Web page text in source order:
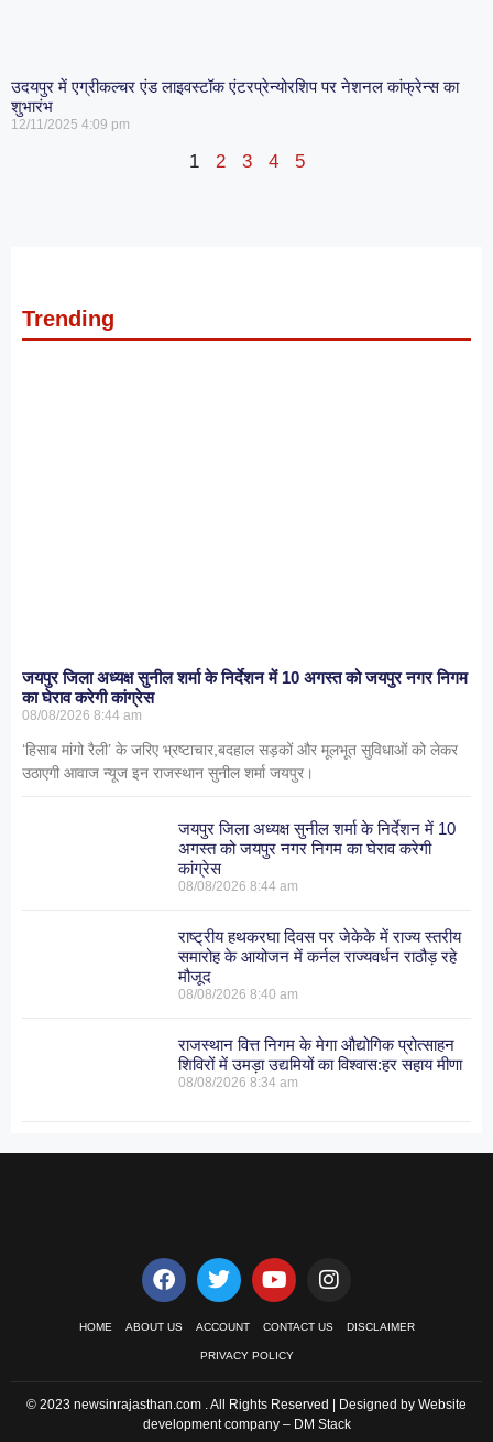
उदयपुर में एग्रीकल्चर एंड लाइवस्टॉक एंटरप्रेन्योरशिप पर नेशनल कांफ्रेन्स का
शुभारंभ
12/11/2025 4:09 pm
1 2 3 4 5
Trending
जयपुर जिला अध्यक्ष सुनील शर्मा के निर्देशन में 10 अगस्त को जयपुर नगर निगम
का घेराव करेगी कांग्रेस
08/08/2026 8:44 am
‘हिसाब मांगो रैली’ के जरिए भ्रष्टाचार,बदहाल सड़कों और मूलभूत सुविधाओं को लेकर
उठाएगी आवाज न्यूज इन राजस्थान सुनील शर्मा जयपुर।
जयपुर जिला अध्यक्ष सुनील शर्मा के निर्देशन में 10
अगस्त को जयपुर नगर निगम का घेराव करेगी
कांग्रेस
08/08/20268:44 am
राष्ट्रीय हथकरघा दिवस पर जेकेके में राज्य स्तरीय
समारोह के आयोजन में कर्नल राज्यवर्धन राठौड़ रहे
मौजूद
08/08/20268:40 am
राजस्थान वित्त निगम के मेगा औद्योगिक प्रोत्साहन
शिविरों में उमड़ा उद्यमियों का विश्वास:हर सहाय मीणा
08/08/20268:34 am
HOME ABOUT US ACCOUNT CONTACT US DISCLAIMER
PRIVACY POLICY
© 2023 newsinrajasthan.com . All Rights Reserved | Designed by Website
development company – DM Stack